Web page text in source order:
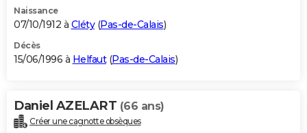
Naissance
07/10/1912 à Cléty(Pas-de-Calais)
Décès
15/06/1996 à Helfaut(Pas-de-Calais)
Daniel AZELART (66 ans)
Créer une cagnotte obsèques